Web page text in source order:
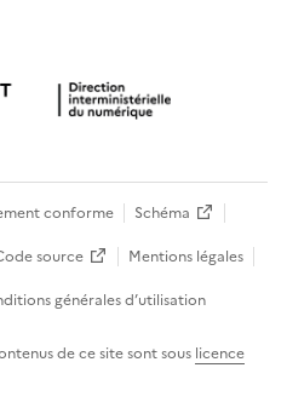
conforme
Schéma
source
Mentions légales
générales d’utilisation
de ce site sont sous licence